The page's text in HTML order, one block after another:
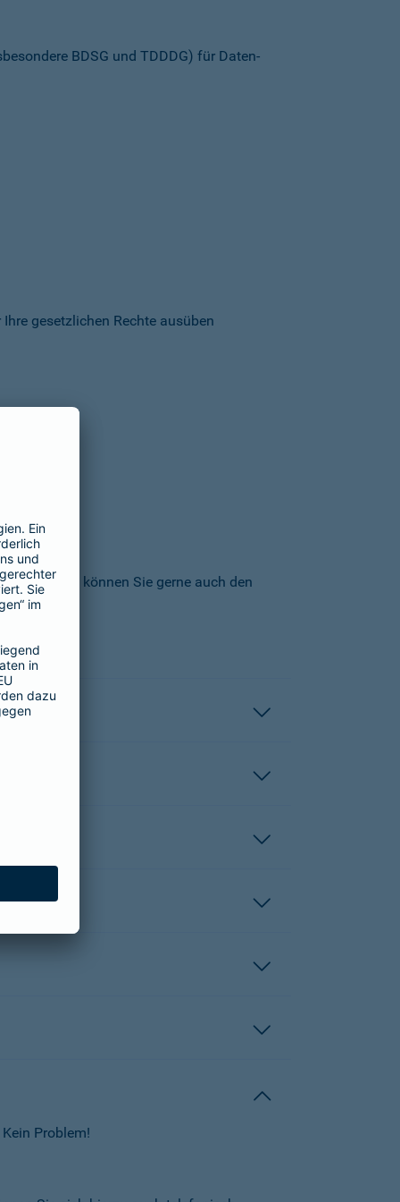
BDSG und TDDDG) für Daten­
gesetzlichen Rechte ausüben
AG können Sie gerne auch den
Problem!